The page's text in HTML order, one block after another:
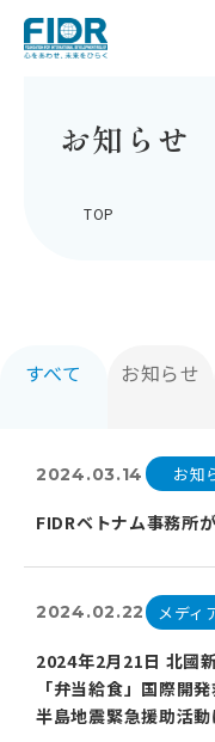
お知らせ
TOP
すべて お知らせ
2024.03.14 お知
FIDRベトナム事務所
2024.02.22 メディ
2024年2月21日 北國
「弁当給食」国際開
半島地震緊急援助活